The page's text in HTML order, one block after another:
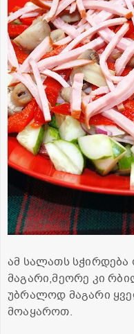
ამ სალათს
მაგარი,მეორე კი
უბრალოდ მაგარი
მოაყაროთ.